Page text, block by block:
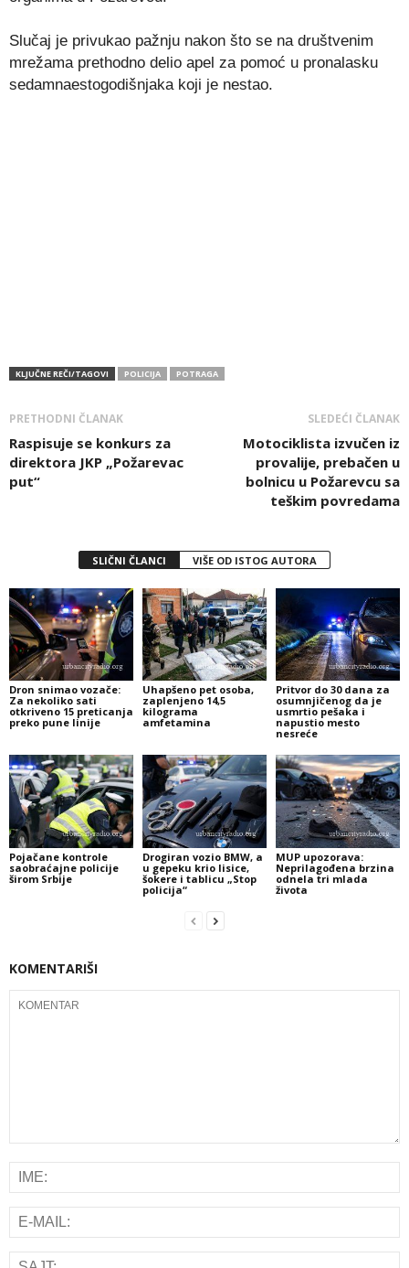
Slučaj je privukao pažnju nakon što se na društvenim
mrežama prethodno delio apel za pomoć u pronalasku
sedamnaestogodišnjaka koji je nestao.
KLJUČNE REČI/TAGOVI POLICIJA POTRAGA
PRETHODNI ČLANAK
Raspisuje se konkurs za
direktora JKP „Požarevac
put“
SLEDEĆI ČLANAK
Motociklista izvučen iz
provalije, prebačen u
bolnicu u Požarevcu sa
teškim povredama
SLIČNI ČLANCI VIŠE OD ISTOG AUTORA
Dron snimao vozače:
Za nekoliko sati
otkriveno 15 preticanja
preko pune linije
Uhapšeno pet osoba,
zaplenjeno 14,5
kilograma
amfetamina
Pritvor do 30 dana za
osumnjičenog da je
usmrtio pešaka i
napustio mesto
nesreće
Pojačane kontrole
saobraćajne policije
širom Srbije
Drogiran vozio BMW, a
u gepeku krio lisice,
šokere i tablicu „Stop
policija“
MUP upozorava:
Neprilagođena brzina
odnela tri mlada
života
KOMENTARIŠI